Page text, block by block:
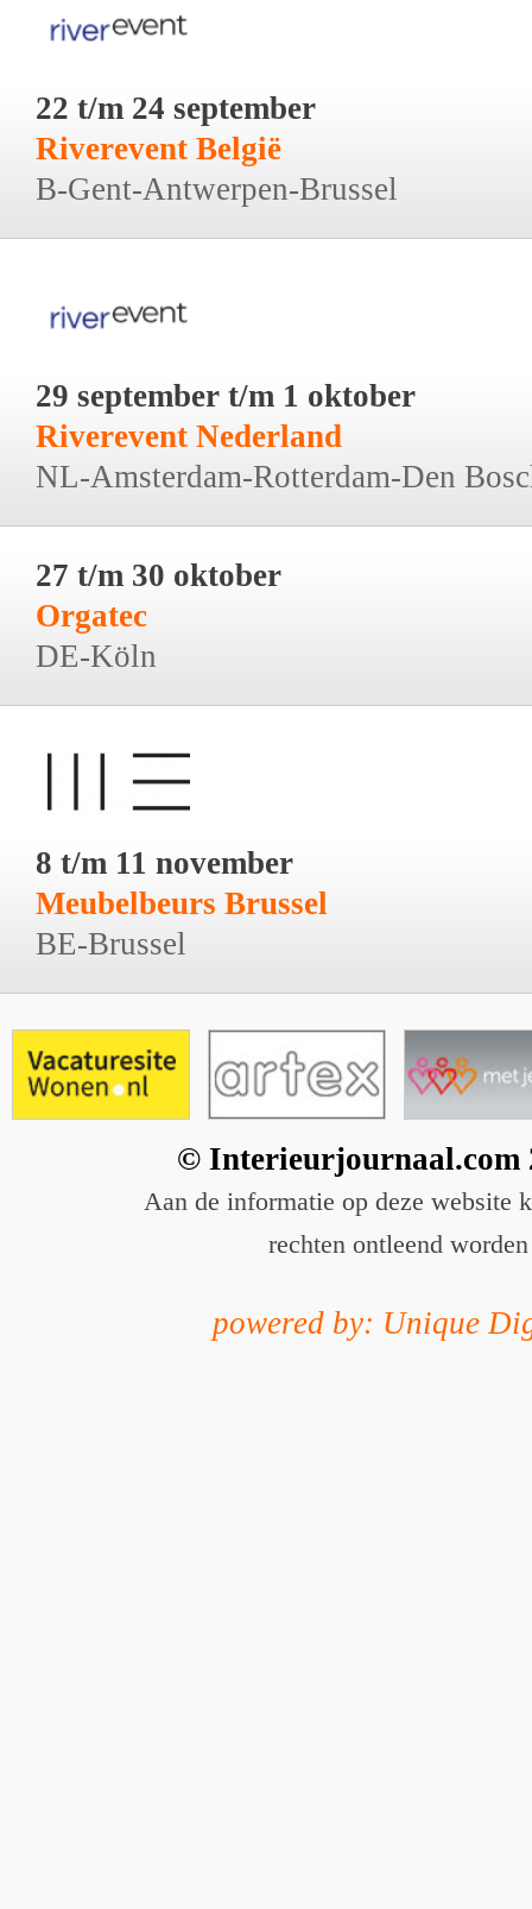
22 t/m 24 september
Riverevent België
B-Gent-Antwerpen-Brussel
29 september t/m 1 oktober
Riverevent Nederland
NL-Amsterdam-Rotterdam-Den
27 t/m 30 oktober
Orgatec
DE-Köln
8 t/m 11 november
Meubelbeurs Brussel
BE-Brussel
© Interieurjournaal.com
Aan de informatie op deze website
rechten ontleend worden
powered by: Unique